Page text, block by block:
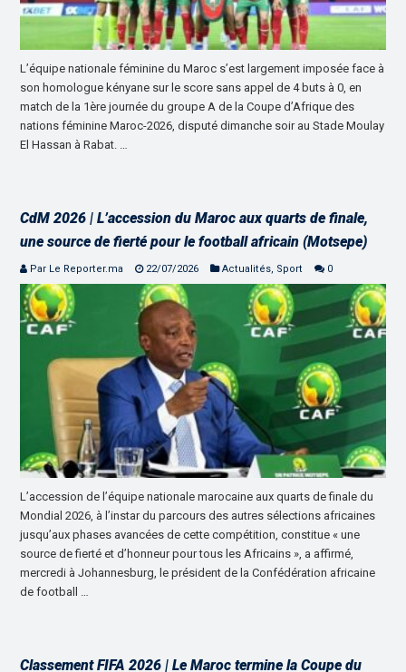
L’équipe nationale féminine du Maroc s’est largement imposée face à
son homologue kényane sur le score sans appel de 4 buts à 0, en
match de la 1ère journée du groupe A de la Coupe d’Afrique des
nations féminine Maroc-2026, disputé dimanche soir au Stade Moulay
El Hassan à Rabat. …
CdM 2026 | L’accession du Maroc aux quarts de finale,
une source de fierté pour le football africain (Motsepe)
Par Le Reporter.ma 22/07/2026 Actualités Sport 0
L’accession de l’équipe nationale marocaine aux quarts de finale du
Mondial 2026, à l’instar du parcours des autres sélections africaines
jusqu’aux phases avancées de cette compétition, constitue « une
source de fierté et d’honneur pour tous les Africains », a affirmé,
mercredi à Johannesburg, le président de la Confédération africaine
de football …
Classement FIFA 2026 | Le Maroc termine la Coupe du